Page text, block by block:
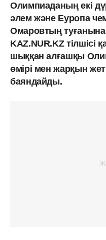
Олимпиаданың екі
әлем және Еуропа
Омаровтың
KAZ.NUR.KZ тілшісі
шыққан алғашқы
өмірі мен жарқын
баяндайды.